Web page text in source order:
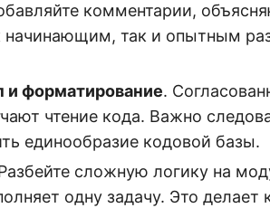
комментарии,
начинающим, так и опытным
и форматирование.
чтение кода. Важно
единообразие кодовой базы.
сложную логику на
одну задачу. Это делает